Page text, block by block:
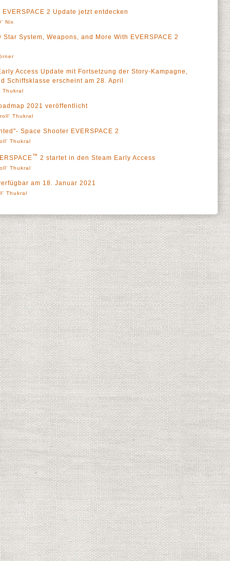
2 Update jetzt entdecken
Nix
Star System, Weapons, and More With EVERSPACE 2
Access Update mit Fortsetzung der Story-Kampagne,
Schiffsklasse erscheint am 28. April
Thukral
2021 veröffentlicht
Thukral
Space Shooter EVERSPACE 2
Thukral
™ 2 startet in den Steam Early Access
Thukral
am 18. Januar 2021
Thukral